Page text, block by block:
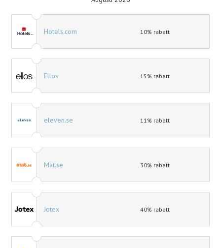
Hotels.com 10% rabatt
Ellos 15% rabatt
eleven.se 11% rabatt
Mat.se 30% rabatt
Jotex 40% rabatt